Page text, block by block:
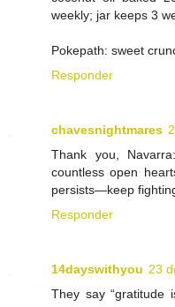
weekly; jar keeps 3
Pokepath: sweet
Responder
chavesnightmares
Thank you,
countless open
persists—keep
Responder
14dayswithyou 23
They say “gratitude